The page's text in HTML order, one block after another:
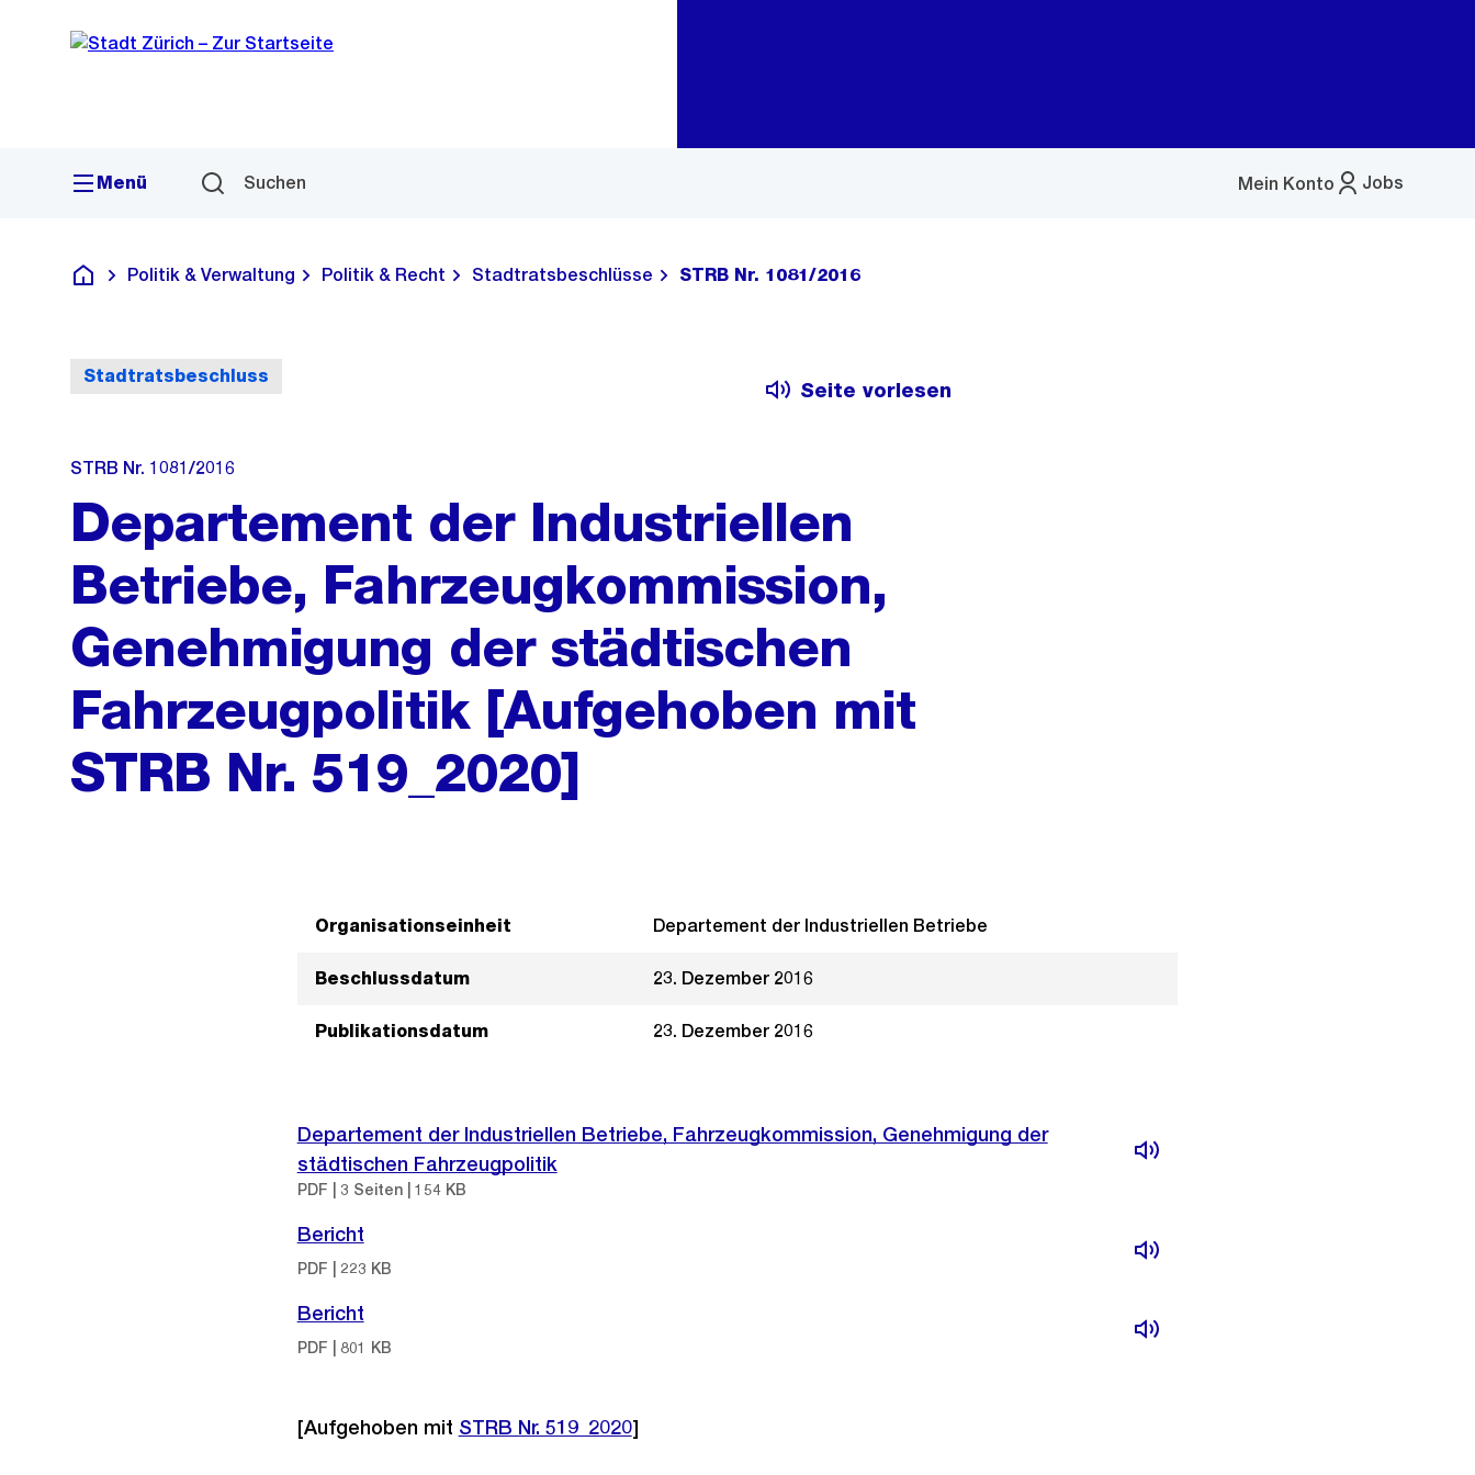
Navigation
Sprunglink
Menü Suchen Jobs
Mein Konto
Menü
Deutsch
Politik & Verwaltung Politik & Recht Stadtratsbeschlüsse STRB Nr. 1081/2016
Stadtratsbeschluss
Seite vorlesen
STRB Nr. 1081/2016
Departement der Industriellen
Betriebe, Fahrzeugkommission,
Genehmigung der städtischen
Fahrzeugpolitik [Aufgehoben mit
STRB Nr. 519_2020]
Organisationseinheit Departement der Industriellen Betriebe
Beschlussdatum 23. Dezember 2016
Publikationsdatum 23. Dezember 2016
Departement der Industriellen Betriebe, Fahrzeugkommission, Genehmigung der
städtischen Fahrzeugpolitik
PDF | 3 Seiten | 154 KB
Bericht
PDF | 223 KB
Bericht
PDF | 801 KB
[Aufgehoben mit STRB Nr. 519_2020]